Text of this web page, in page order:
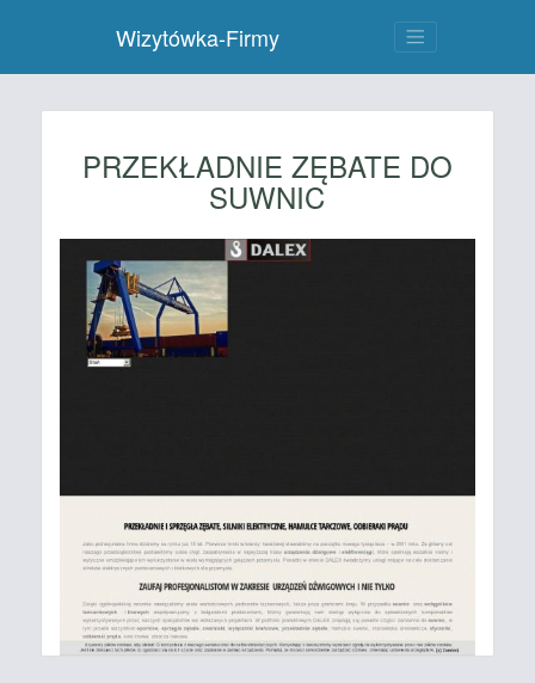
Wizytówka-Firmy
PRZEKŁADNIE ZĘBATE DO
SUWNIC